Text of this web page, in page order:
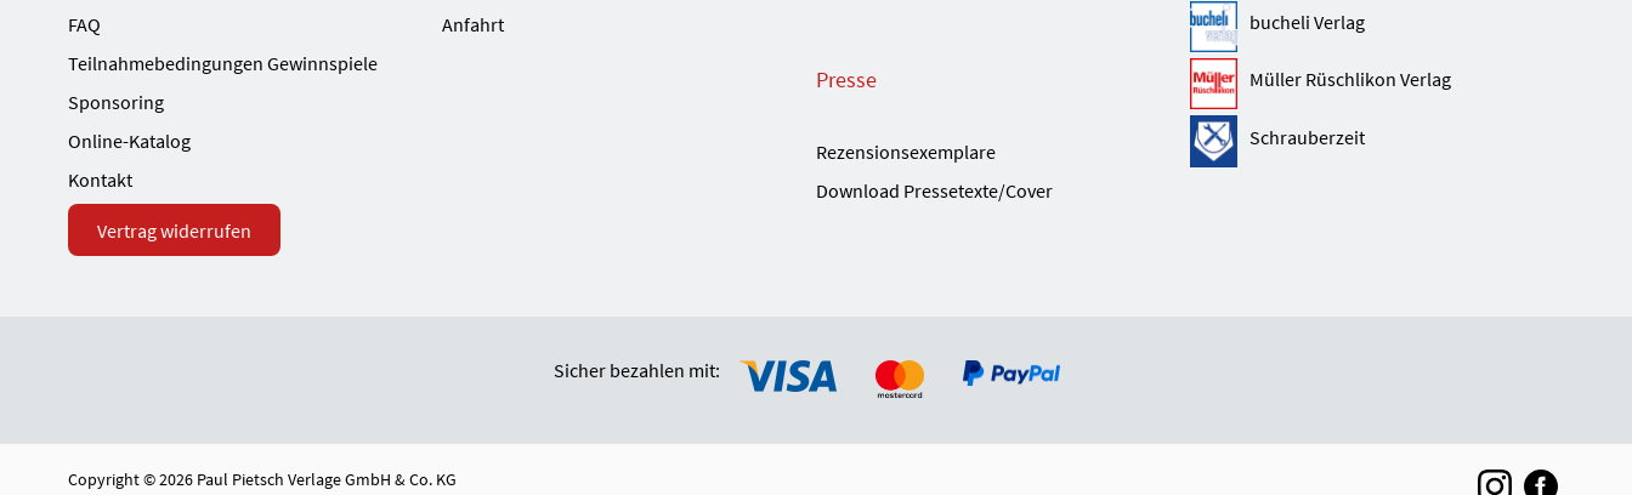
FAQ
Teilnahmebedingungen Gewinnspiele
Sponsoring
Online-Katalog
Kontakt
Vertrag widerrufen
Anfahrt
Presse
Rezensionsexemplare
Download Pressetexte/Cover
bucheli Verlag
Müller Rüschlikon Verlag
Schrauberzeit
Sicher bezahlen mit:
Copyright © 2026 Paul Pietsch Verlage GmbH & Co. KG